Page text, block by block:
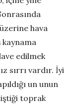
hava
kaynama
edilmek
sırrı vardır. İyi
un unun
toprak